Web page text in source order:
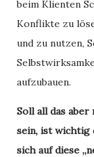
beim Klienten
Konflikte zu
und zu nutzen,
aufzubauen.
Soll all das
sein, ist wichtig
sich auf diese